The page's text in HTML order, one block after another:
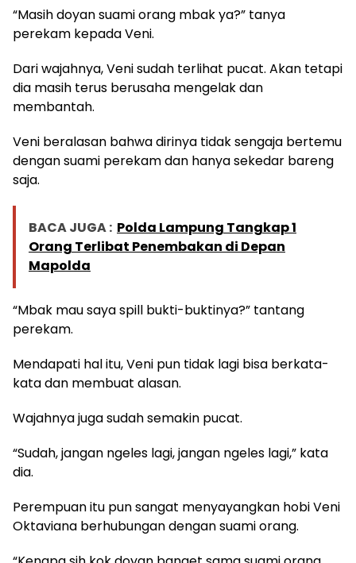
“Masih doyan suami orang mbak ya?” tanya
perekam kepada Veni.
Dari wajahnya, Veni sudah terlihat pucat. Akan tetapi
dia masih terus berusaha mengelak dan
membantah.
Veni beralasan bahwa dirinya tidak sengaja bertemu
dengan suami perekam dan hanya sekedar bareng
saja.
BACA JUGA : Polda Lampung Tangkap 1
Orang Terlibat Penembakan di Depan
Mapolda
“Mbak mau saya spill bukti-buktinya?” tantang
perekam.
Mendapati hal itu, Veni pun tidak lagi bisa berkata-
kata dan membuat alasan.
Wajahnya juga sudah semakin pucat.
“Sudah, jangan ngeles lagi, jangan ngeles lagi,” kata
dia.
Perempuan itu pun sangat menyayangkan hobi Veni
Oktaviana berhubungan dengan suami orang.